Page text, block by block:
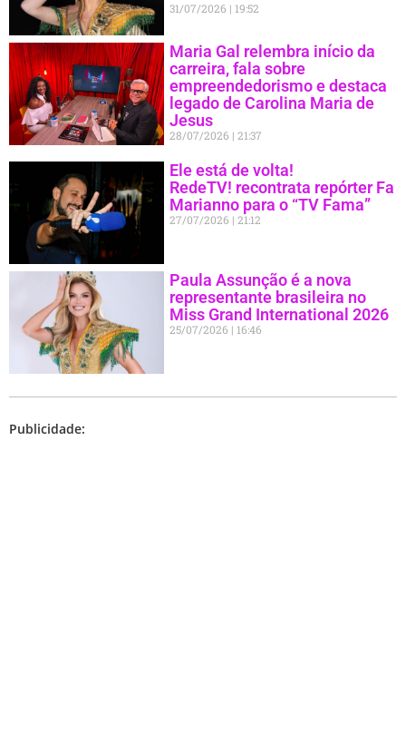
31/07/2026 19:52
Maria Gal relembra início da
carreira, fala sobre
empreendedorismo e destaca
legado de Carolina Maria de
Jesus
28/07/2026 21:37
Ele está de volta!
RedeTV! recontrata repórter Fa
Marianno para o “TV Fama”
27/07/2026 21:12
Paula Assunção é a nova
representante brasileira no
Miss Grand International 2026
25/07/2026 16:46
Publicidade: